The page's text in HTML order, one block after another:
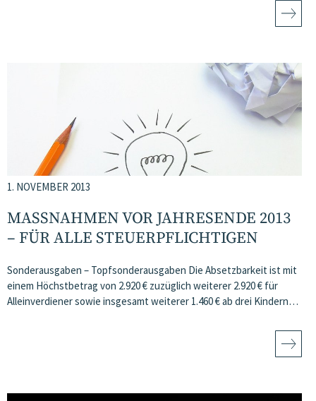
1. NOVEMBER 2013
MASSNAHMEN VOR JAHRESENDE 2013 –
FÜR ALLE STEUERPFLICHTIGEN
Sonderausgaben – Topfsonderausgaben Die Absetzbarkeit ist mit
einem Höchstbetrag von 2.920 € zuzüglich weiterer 2.920 € für
Alleinverdiener sowie insgesamt weiterer 1.460 € ab drei Kindern…